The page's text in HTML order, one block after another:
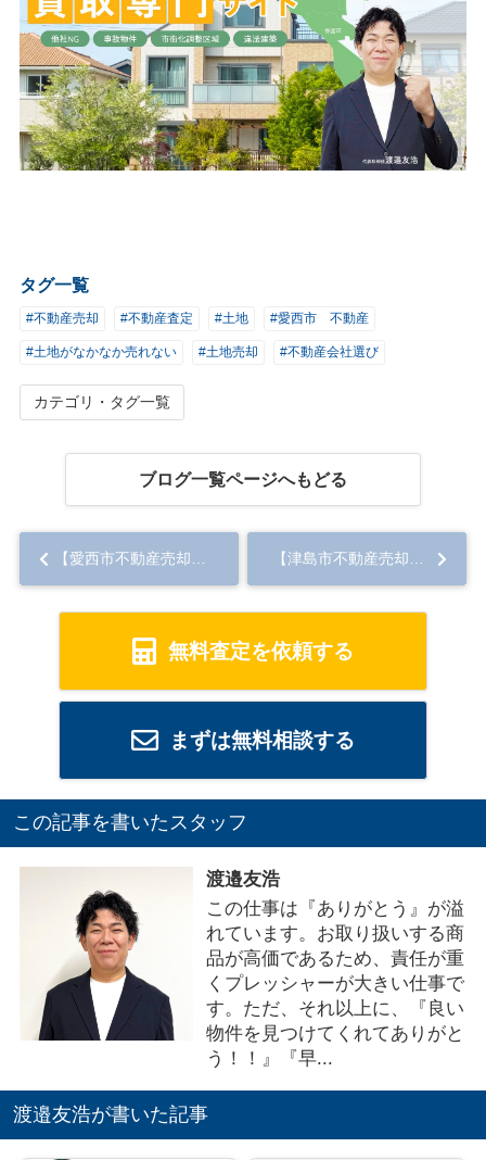
タグ一覧
#不動産売却 #不動産査定 #土地 #愛西市 不動産
#土地がなかなか売れない #土地売却 #不動産会社選び
カテゴリ・タグ一覧
ブログ一覧ページへもどる
無料査定を依頼する
まずは無料相談する
この記事を書いたスタッフ
渡邉友浩
この仕事は『ありがとう』が溢
れています。お取り扱いする商
品が高価であるため、責任が重
くプレッシャーが大きい仕事で
す。ただ、それ以上に、『良い
物件を見つけてくれてありがと
う！！』『早...
渡邉友浩が書いた記事